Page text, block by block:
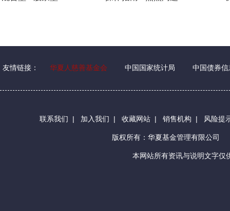
友情链接： 华夏人慈善基金会 中国国家统计局 中国债券信
联系我们 | 加入我们 | 收藏网站 | 销售机构 | 风险提
版权所有：华夏基金管理有限公司
本网站所有资讯与说明文字仅